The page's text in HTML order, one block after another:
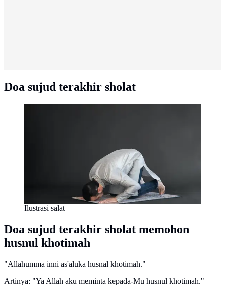
Doa sujud terakhir sholat
Ilustrasi salat
Doa sujud terakhir sholat memohon
husnul khotimah
"Allahumma inni as'aluka husnal khotimah."
Artinya: "Ya Allah aku meminta kepada-Mu husnul khotimah."